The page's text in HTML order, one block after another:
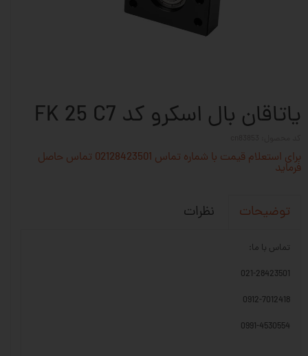
یاتاقان بال اسکرو کد FK 25 C7
برای استعلام قیمت با شماره تماس 02128423501 تماس حاصل
فرماید
توضیحات نظرات
تماس با ما:
021-28423501
0912-7012418
0991-4530554